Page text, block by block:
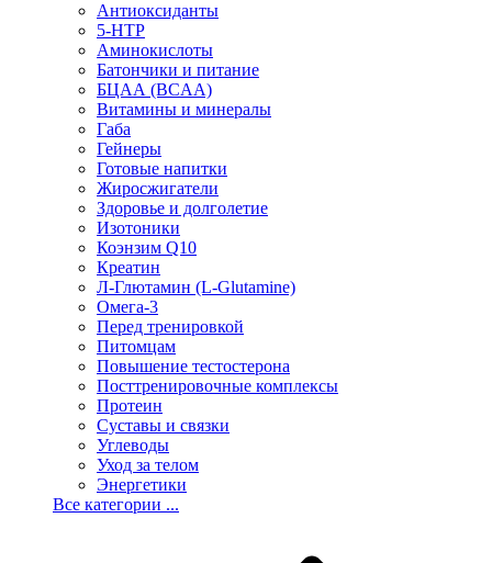
Антиоксиданты
5-HTP
Аминокислоты
Батончики и питание
БЦАА (BCAA)
Витамины и минералы
Габа
Гейнеры
Готовые напитки
Жиросжигатели
Здоровье и долголетие
Изотоники
Коэнзим Q10
Креатин
Л-Глютамин (L-Glutamine)
Омега-3
Перед тренировкой
Питомцам
Повышение тестостерона
Посттренировочные комплексы
Протеин
Суставы и связки
Углеводы
Уход за телом
Энергетики
Все категории ...